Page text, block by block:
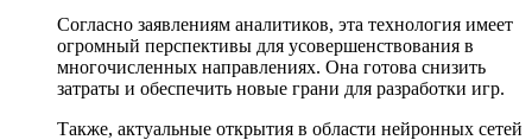
Согласно заявлениям аналитиков, эта технология имеет
огромный перспективы для усовершенствования в
многочисленных направлениях. Она готова снизить
затраты и обеспечить новые грани для разработки игр.
Также, актуальные открытия в области нейронных сетей